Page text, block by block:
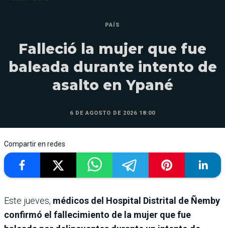
PAÍS
Falleció la mujer que fue
baleada durante intento de
asalto en Ypané
6 DE AGOSTO DE 2026 18:00
Compartir en redes
Este jueves, médicos del Hospital Distrital de Ñemby
confirmó el fallecimiento de la mujer que fue